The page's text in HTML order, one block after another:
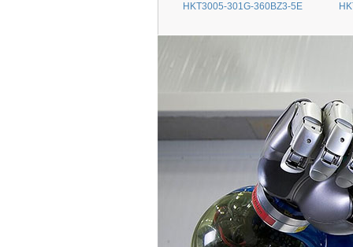
HKT3005-301G-360BZ3-5E